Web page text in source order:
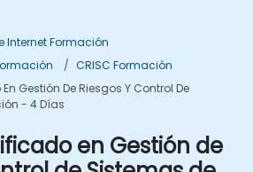
Internet Formación
CRISC Formación
Gestión De Riesgos Y Control De
- 4 Días
en Gestión de